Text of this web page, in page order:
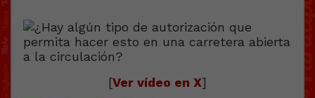
[Ver vídeo en X]